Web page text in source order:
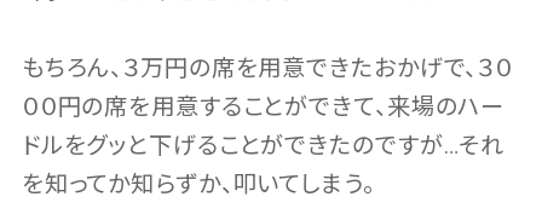
もちろん、３万円の席を用意できたおかげで、３０
００円の席を用意することができて、来場のハー
ドルをグッと下げることができたのですが…それ
を知ってか知らずか、叩いてしまう。